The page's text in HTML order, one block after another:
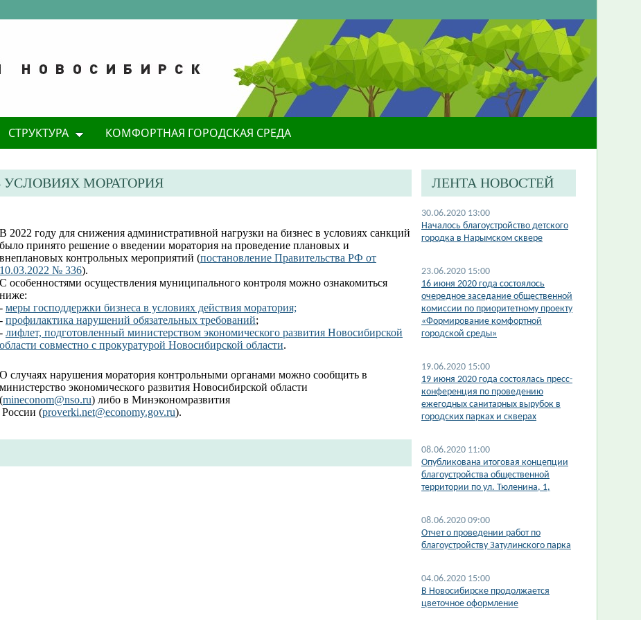
СТРУКТУРА КОМФОРТНАЯ ГОРОДСКАЯ СРЕДА
МОРАТОРИЯ
В 2022 году для снижения административной нагрузки на бизнес в условиях санкций
было принято решение о введении моратория на проведение плановых и
внеплановых контрольных мероприятий (постановление Правительства РФ от
10.03.2022 № 336).
С особенностями осуществления муниципального контроля можно ознакомиться
ниже:
- меры господдержки бизнеса в условиях действия моратория;
- профилактика нарушений обязательных требований;
- лифлет, подготовленный министерством экономического развития Новосибирской
области совместно с прокуратурой Новосибирской области.
О случаях нарушения моратория контрольными органами можно сообщить в
министерство экономического развития Новосибирской области
(mineconom@nso.ru) либо в Минэкономразвития
России (proverki.net@economy.gov.ru).
ЛЕНТА НОВОСТЕЙ
30.06.2020 13:00
Началось благоустройство детского
городка в Нарымском сквере
23.06.2020 15:00
​16 июня 2020 года состоялось
очередное заседание общественной
комиссии по приоритетному проекту
«Формирование комфортной
городской среды»
19.06.2020 15:00
19 июня 2020 года состоялась пресс-
конференция по проведению
ежегодных санитарных вырубок в
городских парках и скверах
08.06.2020 11:00
Опубликована итоговая концепции
благоустройства общественной
территории по ул. Тюленина, 1,
08.06.2020 09:00
Отчет о проведении работ по
благоустройству Затулинского парка
04.06.2020 15:00
В Новосибирске продолжается
цветочное оформление